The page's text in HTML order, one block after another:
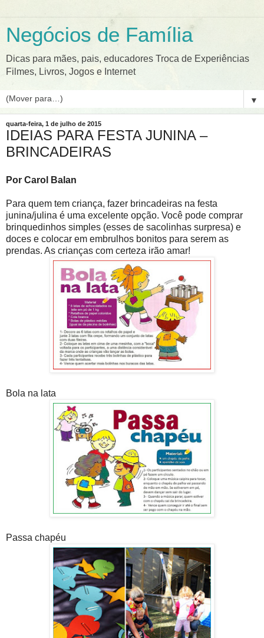
Negócios de Família
Dicas para mães, pais, educadores Troca de Experiências
Filmes, Livros, Jogos e Internet
▼
quarta-feira, 1 de julho de 2015
IDEIAS PARA FESTA JUNINA –
BRINCADEIRAS
Por Carol Balan
Para quem tem criança, fazer brincadeiras na festa
junina/julina é uma excelente opção. Você pode comprar
brinquedinhos simples (esses de sacolinhas surpresa) e
doces e colocar em embrulhos bonitos para serem as
prendas. As crianças com certeza irão amar!
Bola na lata
Passa chapéu